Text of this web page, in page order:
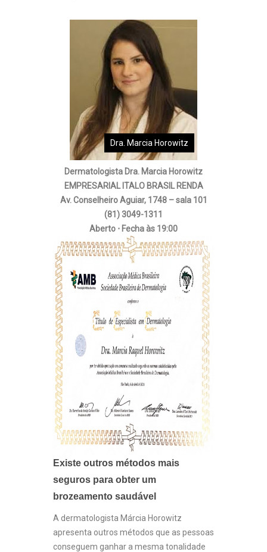
Dra. Marcia Horowitz
Dermatologista Dra. Marcia Horowitz
EMPRESARIAL ITALO BRASIL RENDA
Av. Conselheiro Aguiar, 1748 – sala 101
(81) 3049-1311
Aberto ⋅ Fecha às 19:00
Existe outros métodos mais
seguros para obter um
brozeamento saudável
A dermatologista Márcia Horowitz
apresenta outros métodos que as pessoas
conseguem ganhar a mesma tonalidade